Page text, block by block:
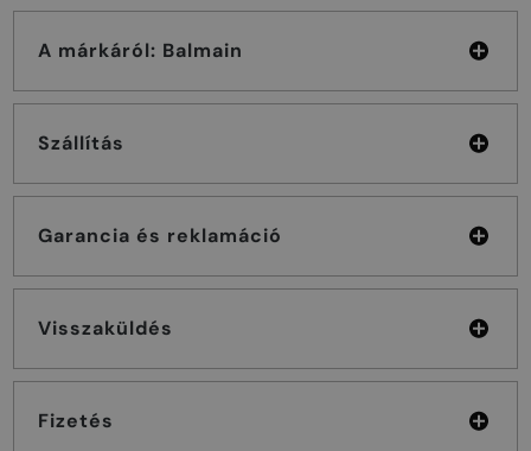
A márkáról: Balmain
Szállítás
Garancia és reklamáció
Visszaküldés
Fizetés